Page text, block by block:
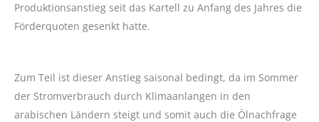
Produktionsanstieg seit das Kartell zu Anfang des Jahres die
Förderquoten gesenkt hatte.
Zum Teil ist dieser Anstieg saisonal bedingt, da im Sommer
der Stromverbrauch durch Klimaanlangen in den
arabischen Ländern steigt und somit auch die Ölnachfrage